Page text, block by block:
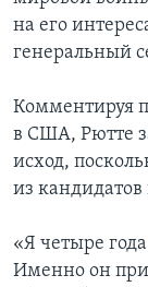
на его
генеральный
Комментируя
в США, Рютте
исход,
из
«Я четыре
Именно он